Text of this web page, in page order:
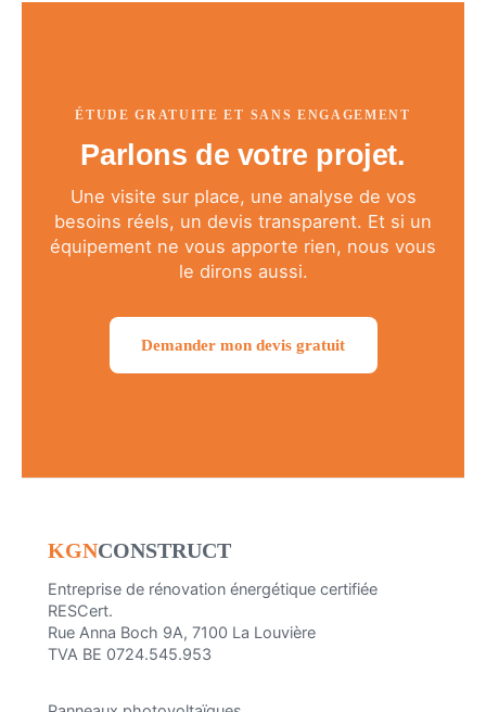
ÉTUDE GRATUITE ET SANS ENGAGEMENT
Parlons de votre projet.
Une visite sur place, une analyse de vos
besoins réels, un devis transparent. Et si un
équipement ne vous apporte rien, nous vous
le dirons aussi.
Demander mon devis gratuit
KGNCONSTRUCT
Entreprise de rénovation énergétique certifiée
RESCert.
Rue Anna Boch 9A, 7100 La Louvière
TVA BE 0724.545.953